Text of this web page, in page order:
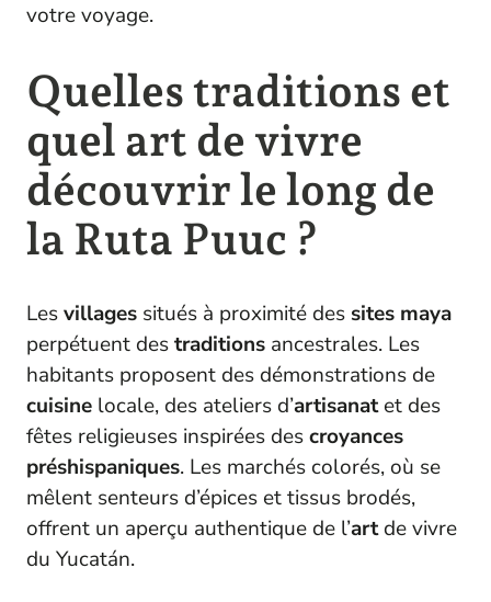
votre voyage.
Quelles traditions et
quel art de vivre
découvrir le long de
la Ruta Puuc ?
Lesvillages situés à proximité des sites maya
perpétuent destraditions ancestrales. Les
habitants proposent des démonstrations de
cuisine locale, des ateliers d’artisanatet des
fêtes religieuses inspirées descroyances
préshispaniques. Les marchés colorés, où se
mêlent senteurs d’épices et tissus brodés,
offrent un aperçu authentique de l’artde vivre
du Yucatán.